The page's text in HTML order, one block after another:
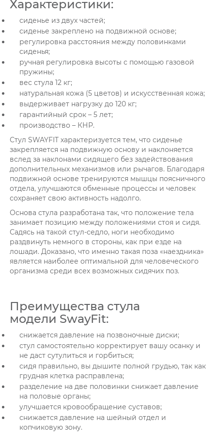
Характеристики:
сиденье из двух частей;
сиденье закреплено на подвижной основе;
регулировка расстояния между половинками
сиденья;
ручная регулировка высоты с помощью газовой
пружины;
вес стула 12 кг;
натуральная кожа (5 цветов) и искусственная кожа;
выдерживает нагрузку до 120 кг;
гарантийный срок – 5 лет;
производство – КНР.
Стул SWAYFIT характеризуется тем, что сиденье
закрепляется на подвижную основу и наклоняется
вслед за наклонами сидящего без задействования
дополнительных механизмов или рычагов. Благодаря
подвижной основе тренируются мышцы поясничного
отдела, улучшаются обменные процессы и человек
сохраняет свою активность надолго.
Основа стула разработана так, что положение тела
занимает позицию между положениями стоя и сидя.
Садясь на такой стул-седло, ноги необходимо
раздвинуть немного в стороны, как при езде на
лошади. Доказано, что именно такая поза «наездника»
является наиболее оптимальной для человеческого
организма среди всех возможных сидячих поз.
Преимущества стула
модели SwayFit:
снижается давление на позвоночные диски;
стул самостоятельно корректирует вашу осанку и
не даст сутулиться и горбиться;
сидя правильно, вы дышите полной грудью, так как
грудная клетка расправлена;
разделение на две половинки снижает давление
на половые органы;
улучшается кровообращение суставов;
снижается давление на шейный отдел и
копчиковую зону.